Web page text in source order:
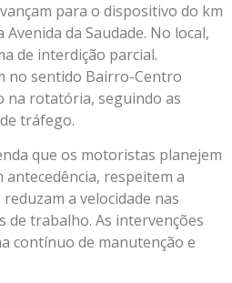
para o dispositivo do km
da Saudade. No local,
de interdição parcial.
no sentido Bairro-Centro
na rotatória, seguindo as
tráfego.
que os motoristas planejem
respeitem a
a velocidade nas
de trabalho. As intervenções
contínuo de manutenção e